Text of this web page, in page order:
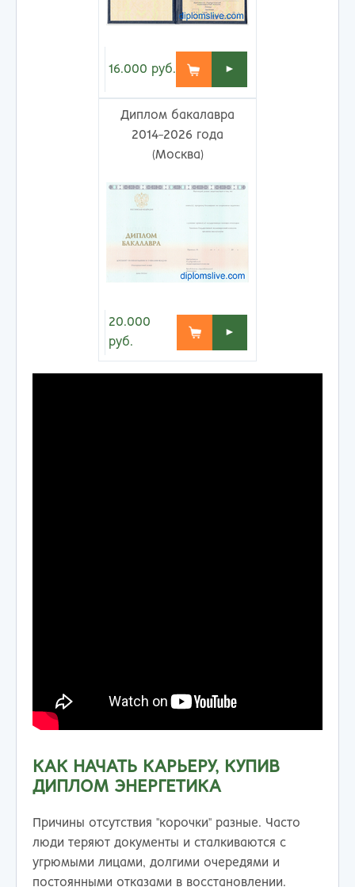
16.000 руб. ►
Диплом бакалавра
2014-2026 года
(Москва)
20.000
руб.
►
КАК НАЧАТЬ КАРЬЕРУ, КУПИВ
ДИПЛОМ ЭНЕРГЕТИКА
Причины отсутствия "корочки" разные. Часто
люди теряют документы и сталкиваются с
угрюмыми лицами, долгими очередями и
постоянными отказами в восстановлении.